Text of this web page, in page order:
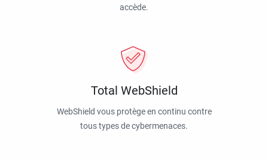
accède.
Total WebShield
WebShield vous protège en continu contre
tous types de cybermenaces.